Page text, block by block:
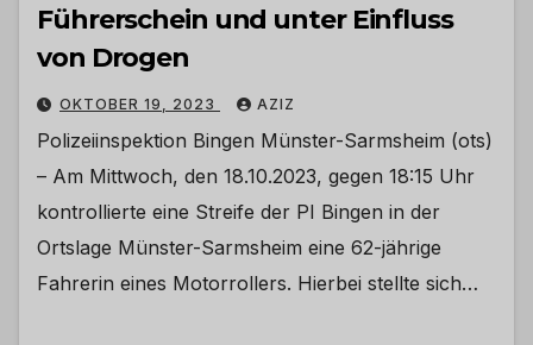
Führerschein und unter Einfluss
von Drogen
OKTOBER 19, 2023 AZIZ
Polizeiinspektion Bingen Münster-Sarmsheim (ots)
– Am Mittwoch, den 18.10.2023, gegen 18:15 Uhr
kontrollierte eine Streife der PI Bingen in der
Ortslage Münster-Sarmsheim eine 62-jährige
Fahrerin eines Motorrollers. Hierbei stellte sich…